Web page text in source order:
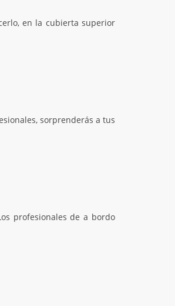
en la cubierta superior
sorprenderás a tus
profesionales de a bordo